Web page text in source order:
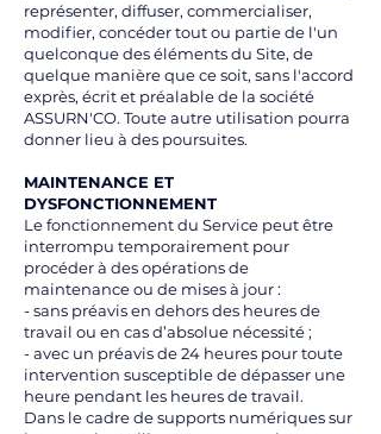
représenter, diffuser, commercialiser,
modifier, concéder tout ou partie de l'un
quelconque des éléments du Site, de
quelque manière que ce soit, sans l'accord
exprès, écrit et préalable de la société
ASSURN'CO. Toute autre utilisation pourra
donner lieu à des poursuites.
MAINTENANCE ET
DYSFONCTIONNEMENT
Le fonctionnement du Service peut être
interrompu temporairement pour
procéder à des opérations de
maintenance ou de mises à jour :
- sans préavis en dehors des heures de
travail ou en cas d’absolue nécessité ;
- avec un préavis de 24 heures pour toute
intervention susceptible de dépasser une
heure pendant les heures de travail.
Dans le cadre de supports numériques sur